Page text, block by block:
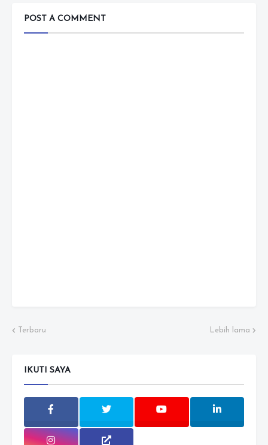
POST A COMMENT
Terbaru Lebih lama
IKUTI SAYA